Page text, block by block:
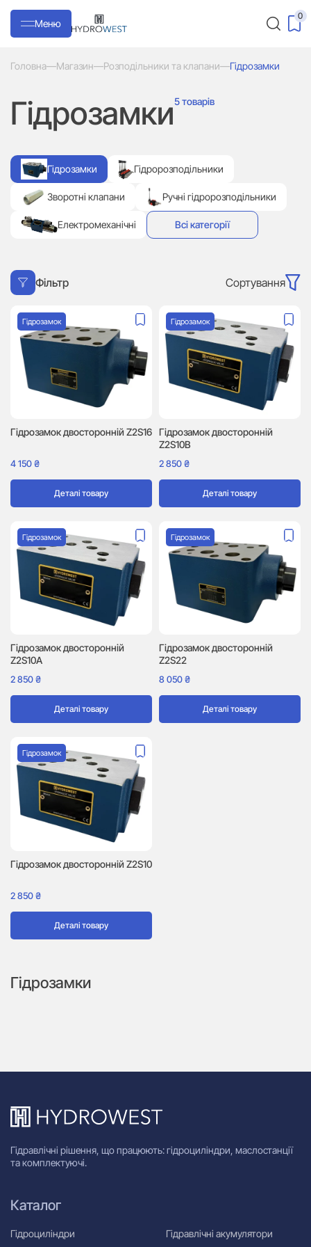
Меню
0
Головна—Магазин—Розподільники та клапани—Гідрозамки
Гідрозамки5 товарів
Гідророзподільники
Зворотні клапани
Гідрозамки
Ручні гідророзподільники
Електромеханічні Всі категорії
Фільтр Сортування
Гідрозамок двосторонній Z2S16
4 150₴
Деталі товару
Гідрозамок
Гідрозамок двосторонній
Z2S10B
2 850₴
Деталі товару
Гідрозамок
Гідрозамок двосторонній
Z2S10A
2 850₴
Деталі товару
Гідрозамок
Гідрозамок двосторонній
Z2S22
8 050₴
Деталі товару
Гідрозамок
Гідрозамок двосторонній Z2S10
2 850₴
Деталі товару
Гідрозамок
Гідрозамки
Гідравлічні рішення, що працюють: гідроциліндри, маслостанції
та комплектуючі.
Каталог
Гідроциліндри Гідравлічні акумулятори